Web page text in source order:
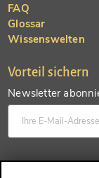
FAQ
Glossar
Wissenswelten
Vorteil sichern
Newsletter
Konto anlegen